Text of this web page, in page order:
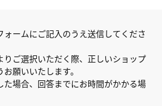
ームにご記入のうえ送信してくださ
りご選択いただく際、正しいショップ
願いいたします。
場合、回答までにお時間がかかる場